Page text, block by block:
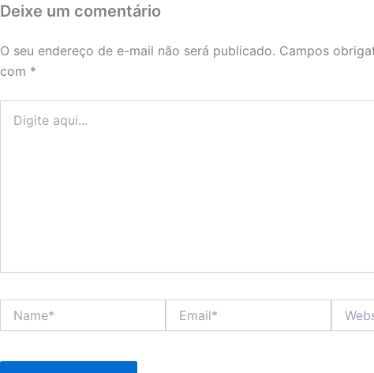
Deixe um comentário
O seu endereço de e-mail não será publicado. Campos
com *
aqui...